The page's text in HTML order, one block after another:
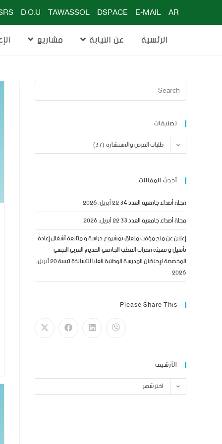
AR
E-MAIL
DSPACE
TAWASSOL
D.O.U
الرئسية عن النيابة مشاريع
تصنيفات
طلبات العرض والاستشارة (37)
أحدث المقالات
مجلة أصداء جامعية العدد 34
22 أبريل، 2026
مجلة أصداء جامعية العدد 33 22 أبريل، 2026
إعلان عن منح مؤقت متعلق بمشروع دراسة و متابعة أشغال إعادة
تأهيل و تهيئة مقرات القطب الجامعي القديم العربي التبسي
المخصصة لإحتضان المدرسة الوطنية العليا للأساتذة تبسة 20 أبريل،
2026
Please Share This
الأرشيف
اختر شهر